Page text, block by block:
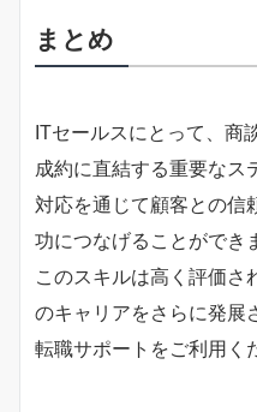
まとめ
ITセールスにとって、商
成約に直結する重要なス
対応を通じて顧客との信
功につなげることができ
このスキルは高く評価さ
のキャリアをさらに発展
転職サポートをご利用く